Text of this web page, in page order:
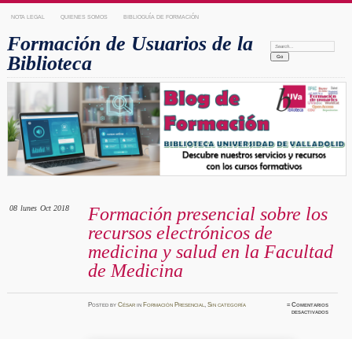
NOTA LEGAL QUIENES SOMOS BIBLIOGUÍA DE FORMACIÓN
Formación de Usuarios de la
Biblioteca
Search:
Formación presencial sobre los
recursos electrónicos de
medicina y salud en la Facultad
de Medicina
08 lunes Oct 2018
PostedbyCésar inFormación Presencial ,Sin categoría ≈Comentarios
desactivadosen